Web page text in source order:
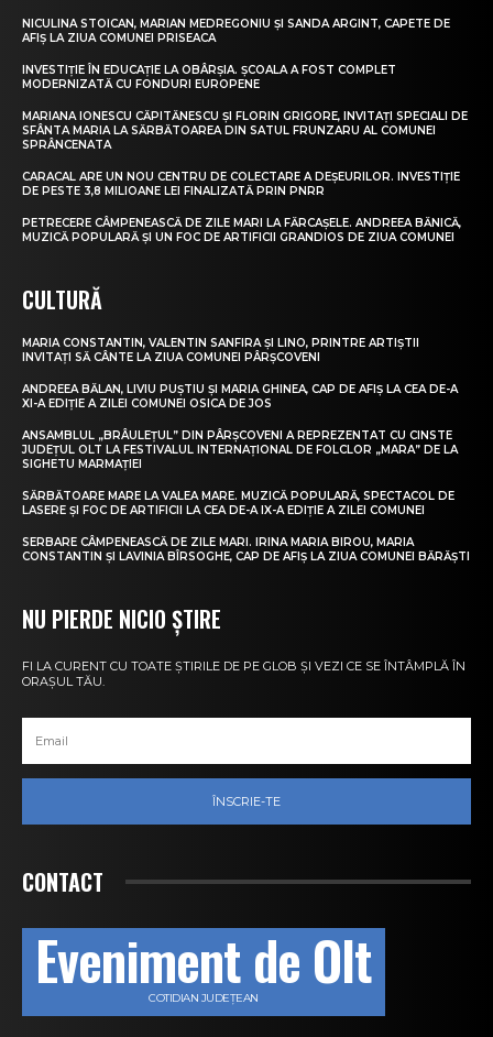
NICULINA STOICAN, MARIAN MEDREGONIU ȘI SANDA ARGINT, CAPETE DE
AFIȘ LA ZIUA COMUNEI PRISEACA
INVESTIȚIE ÎN EDUCAȚIE LA OBÂRȘIA. ȘCOALA A FOST COMPLET
MODERNIZATĂ CU FONDURI EUROPENE
MARIANA IONESCU CĂPITĂNESCU ȘI FLORIN GRIGORE, INVITAȚI SPECIALI DE
SFÂNTA MARIA LA SĂRBĂTOAREA DIN SATUL FRUNZARU AL COMUNEI
SPRÂNCENATA
CARACAL ARE UN NOU CENTRU DE COLECTARE A DEȘEURILOR. INVESTIȚIE
DE PESTE 3,8 MILIOANE LEI FINALIZATĂ PRIN PNRR
PETRECERE CÂMPENEASCĂ DE ZILE MARI LA FĂRCAȘELE. ANDREEA BĂNICĂ,
MUZICĂ POPULARĂ ȘI UN FOC DE ARTIFICII GRANDIOS DE ZIUA COMUNEI
CULTURĂ
MARIA CONSTANTIN, VALENTIN SANFIRA ȘI LINO, PRINTRE ARTIȘTII
INVITAȚI SĂ CÂNTE LA ZIUA COMUNEI PÂRȘCOVENI
ANDREEA BĂLAN, LIVIU PUȘTIU ȘI MARIA GHINEA, CAP DE AFIȘ LA CEA DE-A
XI-A EDIȚIE A ZILEI COMUNEI OSICA DE JOS
ANSAMBLUL „BRÂULEȚUL” DIN PÂRȘCOVENI A REPREZENTAT CU CINSTE
JUDEȚUL OLT LA FESTIVALUL INTERNAȚIONAL DE FOLCLOR „MARA” DE LA
SIGHETU MARMAȚIEI
SĂRBĂTOARE MARE LA VALEA MARE. MUZICĂ POPULARĂ, SPECTACOL DE
LASERE ȘI FOC DE ARTIFICII LA CEA DE-A IX-A EDIȚIE A ZILEI COMUNEI
SERBARE CÂMPENEASCĂ DE ZILE MARI. IRINA MARIA BIROU, MARIA
CONSTANTIN ȘI LAVINIA BÎRSOGHE, CAP DE AFIȘ LA ZIUA COMUNEI BĂRĂȘTI
NU PIERDE NICIO ȘTIRE
FI LA CURENT CU TOATE ȘTIRILE DE PE GLOB ȘI VEZI CE SE ÎNTÂMPLĂ ÎN
ORAȘUL TĂU.
ÎNSCRIE-TE
CONTACT
Eveniment de Olt
COTIDIAN JUDEȚEAN